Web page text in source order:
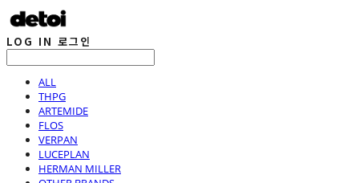
LOG IN 로그인
ALL
THPG
ARTEMIDE
FLOS
VERPAN
LUCEPLAN
HERMAN MILLER